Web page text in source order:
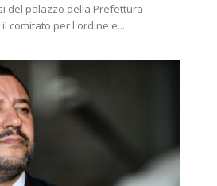
del palazzo della Prefettura
comitato per l'ordine e...